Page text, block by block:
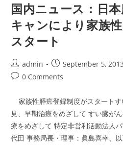
国内ニュース：日
キャンにより家族
スタート
Post
author:
admin
Post
published:
September 5, 2013
Post0 Comments
家族性膵癌登録制度がスタート
見、早期治療をめざして すい臓が
療をめざして 特定非営利活動法人
代田 事務局長・理事：眞島喜幸、